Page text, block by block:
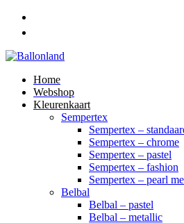
Home
Webshop
Kleurenkaart
Sempertex
Sempertex –
Sempertex – chrome
Sempertex – pastel
Sempertex – fashion
Sempertex – pearl
Belbal
Belbal – pastel
Belbal – metallic